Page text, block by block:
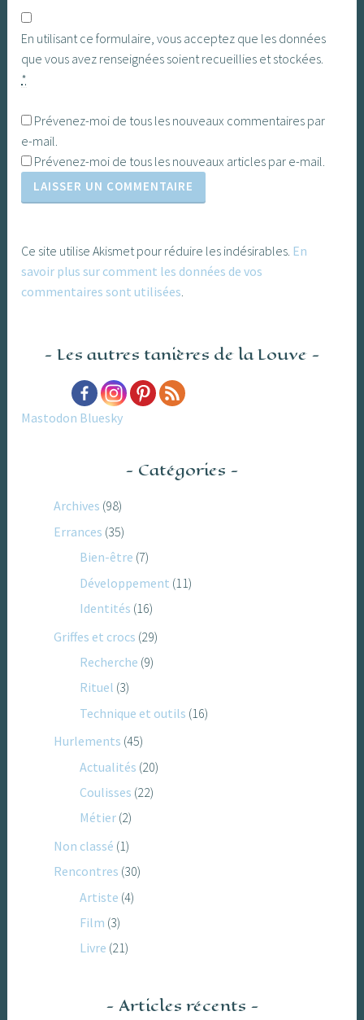
En utilisant ce formulaire, vous acceptez que les données
que vous avez renseignées soient recueillies et stockées.
*
Prévenez-moi de tous les nouveaux commentaires par
e-mail.
Prévenez-moi de tous les nouveaux articles par e-mail.
Ce site utilise Akismet pour réduire les indésirables. En
savoir plus sur comment les données de vos
commentaires sont utilisées
Les autres tanières de la Louve
Mastodon Bluesky
Catégories
Archives (98)
Errances (35)
Bien-être (7)
Développement (11)
Identités (16)
Griffes et crocs (29)
Recherche (9)
Rituel (3)
Technique et outils (16)
Hurlements (45)
Actualités (20)
Coulisses (22)
Métier (2)
Non classé (1)
Rencontres (30)
Artiste (4)
Film (3)
Livre (21)
Articles récents